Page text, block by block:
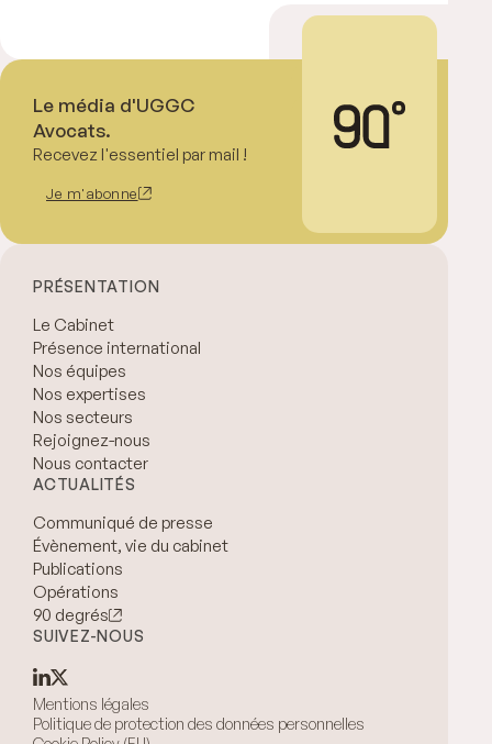
Le média d'UGGC
Avocats.
Recevez l'essentiel par mail !
Je m'abonne
PRÉSENTATION
Le Cabinet
Présence international
Nos équipes
Nos expertises
Nos secteurs
Rejoignez-nous
Nous contacter
ACTUALITÉS
Communiqué de presse
Évènement, vie du cabinet
Publications
Opérations
90 degrés
SUIVEZ-NOUS
Mentions légales
Politique de protection des données personnelles